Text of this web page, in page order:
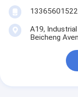
13365601522
A19,
Beicheng